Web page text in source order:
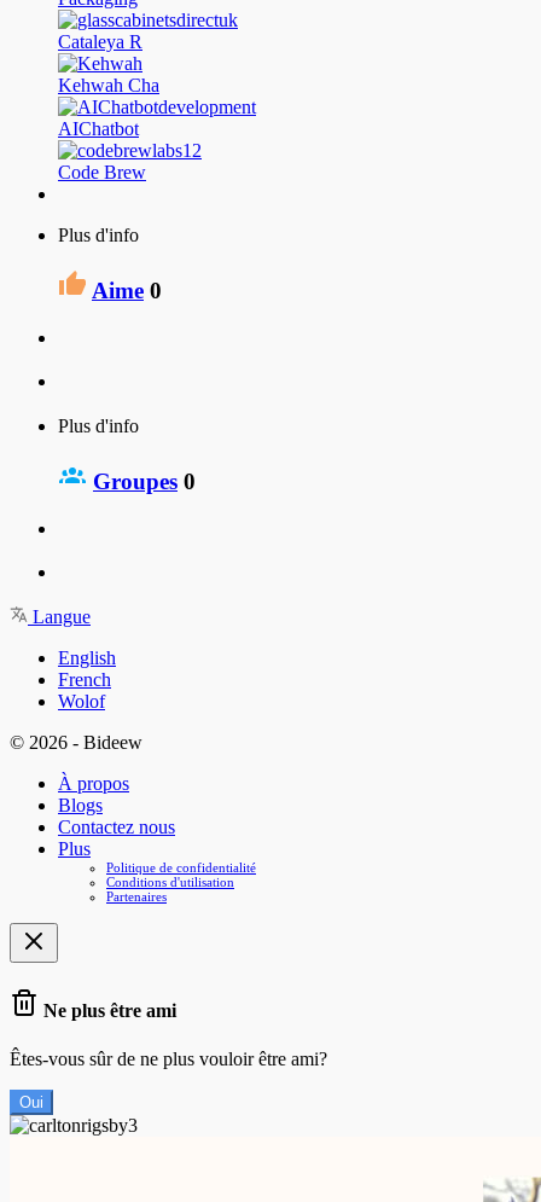
Cataleya R
Kehwah Cha
AIChatbot
Code Brew
Plus d'info
Aime 0
Plus d'info
Groupes 0
Langue
English
French
Wolof
© 2026 - Bideew
À propos
Blogs
Contactez nous
Plus
Politique de confidentialité
Conditions d'utilisation
Partenaires
Ne plus être ami
Êtes-vous sûr de ne plus vouloir être ami?
Oui